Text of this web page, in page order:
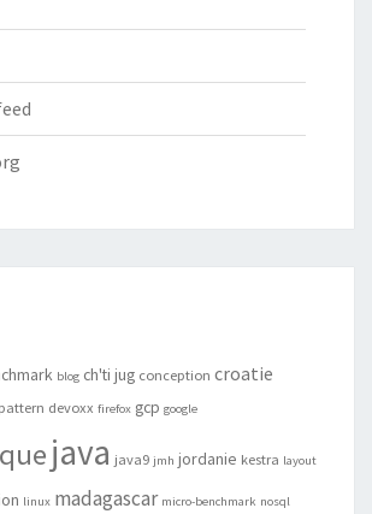
blog ch'ti jug conception croatie
devoxx firefox gcp google
java java9 jmh jordanie kestra layout
linux madagascar micro-benchmark nosql